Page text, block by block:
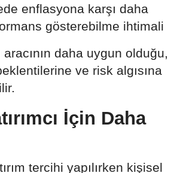
enflasyona karşı daha
gösterebilme ihtimali
aracının daha uygun olduğu,
ve risk algısına
İçin Daha
tercihi yapılırken kişisel